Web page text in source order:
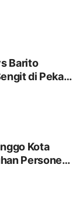
Barito
di Pekan
2024/2025
Kota
Personel,
Aman dan